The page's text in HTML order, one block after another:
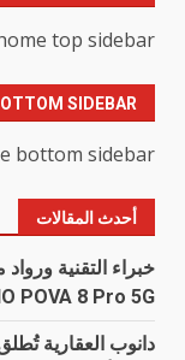
top sidebar
SIDEBAR
bottom sidebar
أحدث المقالات
خبراء التقنية
POVA 8 Pro 5G
دانوب العقارية